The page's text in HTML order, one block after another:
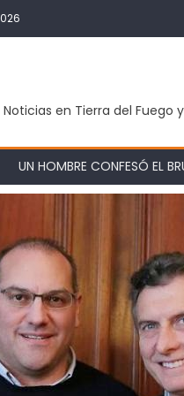
en Tierra del Fuego
UN HOMBRE CONFESÓ EL